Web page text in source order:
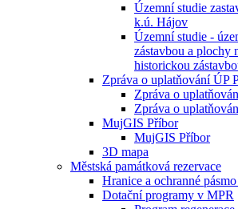
Územní studie
k.ú. Hájov
Územní studie -
zástavbou a plochy
historickou
Zpráva o uplatňování ÚP
Zpráva o
Zpráva o
MujGIS Příbor
MujGIS Příbor
3D mapa
Městská památková rezervace
Hranice a ochranné
Dotační programy v MPR